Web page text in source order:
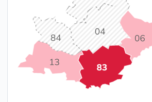
04
06
13 83
84